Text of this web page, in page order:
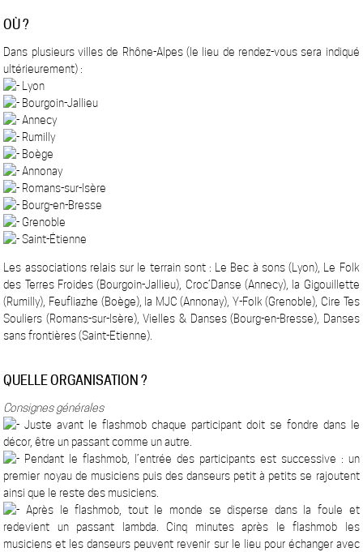
OÙ ?
Dans plusieurs villes de Rhône-Alpes (le lieu de rendez-vous sera indiqué
ultérieurement) :
Lyon
Bourgoin-Jallieu
Annecy
Rumilly
Boège
Annonay
Romans-sur-Isère
Bourg-en-Bresse
Grenoble
Saint-Étienne
Les associations relais sur le terrain sont : Le Bec à sons (Lyon), Le Folk
des Terres Froides (Bourgoin-Jallieu), Croc’Danse (Annecy), la Gigouillette
(Rumilly), Feufliazhe (Boège), la MJC (Annonay), Y-Folk (Grenoble), Cire Tes
Souliers (Romans-sur-Isère), Vielles & Danses (Bourg-en-Bresse), Danses
sans frontières (Saint-Etienne).
QUELLE ORGANISATION ?
Consignes générales
Juste avant le flashmob chaque participant doit se fondre dans le
décor, être un passant comme un autre.
Pendant le flashmob, l’entrée des participants est successive : un
premier noyau de musiciens puis des danseurs petit à petits se rajoutent
ainsi que le reste des musiciens.
Après le flashmob, tout le monde se disperse dans la foule et
redevient un passant lambda. Cinq minutes après le flashmob les
musiciens et les danseurs peuvent revenir sur le lieu pour échanger avec